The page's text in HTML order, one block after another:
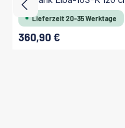
Lieferzeit 20-35 Werktage
Regulärer Preis:
360,90 €